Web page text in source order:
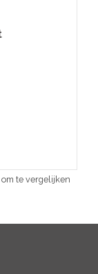
om te vergelijken